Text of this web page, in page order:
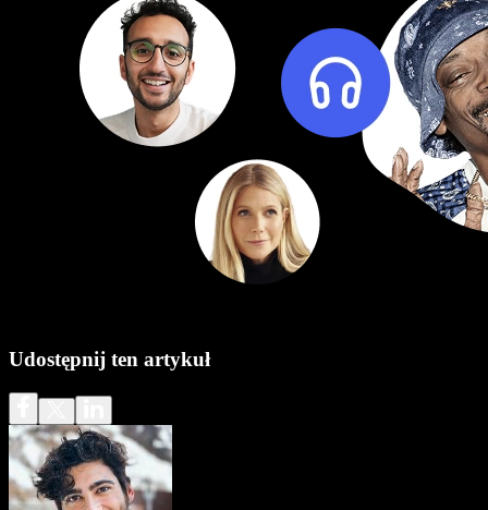
Udostępnij ten artykuł